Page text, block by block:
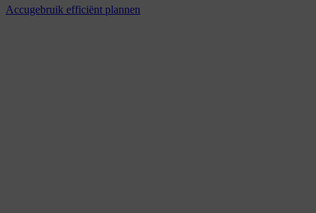
Accugebruik efficiënt plannen